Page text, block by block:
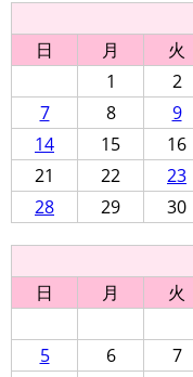
日
月 火
1
2
7
8 9
14
15 16
21
22 23
28
29 30
日
月 火
5
6 7